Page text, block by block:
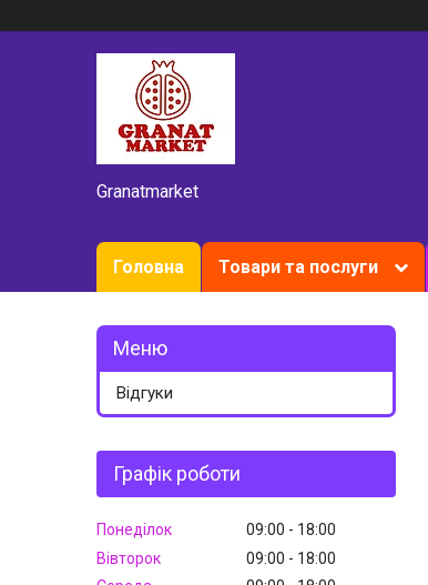
Granatmarket
Головна Товари та послуги
Відгуки
Графік роботи
Понеділок 09:00
18:00
Вівторок
09:00
18:00